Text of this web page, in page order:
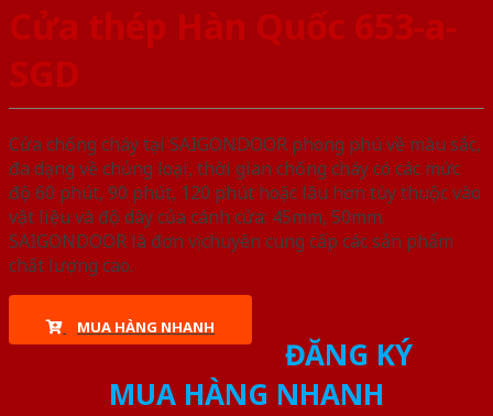
Cửa thép Hàn Quốc 653-a-
SGD
Cửa chống cháy tại SAIGONDOOR phong phú về màu sắc,
đa dạng về chủng loại, thời gian chống cháy có các mức
độ 60 phút, 90 phút, 120 phút hoặc lâu hơn tùy thuộc vào
vật liệu và độ dày của cánh cửa: 45mm, 50mm.
SAIGONDOOR là đơn vị chuyên cung cấp các sản phẩm
chất lượng cao.
MUA HÀNG NHANH
ĐĂNG KÝ
MUA HÀNG NHANH